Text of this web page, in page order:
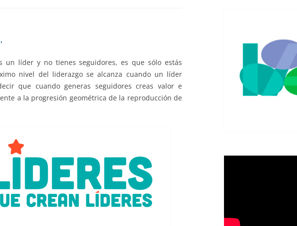
NUEVOS EMPRENDEDORES EN TU
PAÍS
GESTIÓN DEL CONOCIMIENTO EN
un líder y no tienes seguidores, es que sólo estás
nivel del liderazgo se alcanza cuando un líder
que cuando generas seguidores creas valor e
a la progresión geométrica de la reproducción de